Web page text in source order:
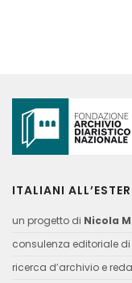
ITALIANI
un progetto di Nicola
consulenza editoriale di
ricerca d’archivio e